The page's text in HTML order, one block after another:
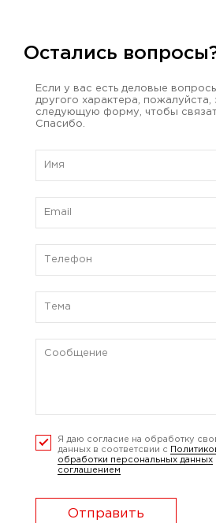
Остались
Если у вас есть деловые
другого характера, пожалуйста,
следующую форму, чтобы
Спасибо.
Я даю согласие на обработку
данных в соответсвии с
обработки персональных данных
соглашением
Отправить